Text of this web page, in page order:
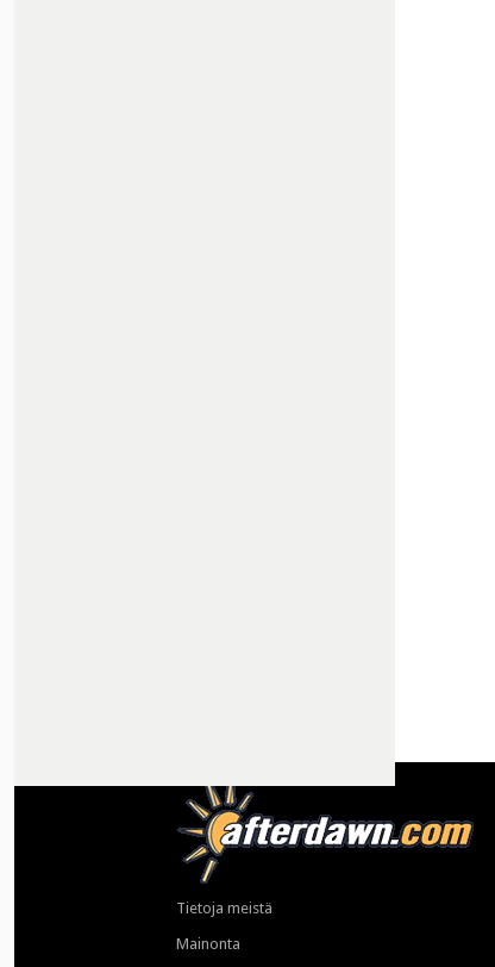
Tietoja meistä
Mainonta